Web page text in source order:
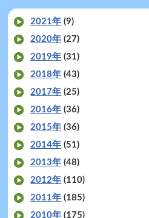
2021年 (9)
2020年 (27)
2019年 (31)
2018年 (43)
2017年 (25)
2016年 (36)
2015年 (36)
2014年 (51)
2013年 (48)
2012年 (110)
2011年 (185)
2010年 (175)